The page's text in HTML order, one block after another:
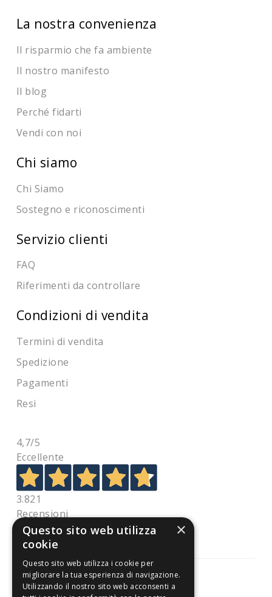
La nostra convenienza
Il risparmio che fa ambiente
Il nostro manifesto
Il blog
Perché fidarti
Vendi con noi
Chi siamo
Chi Siamo
Sostegno e riconoscimenti
Servizio clienti
FAQ
Riferimenti da controllare
Condizioni di vendita
Termini di vendita
Spedizione
Pagamenti
Resi
4,7/5
Eccellente
3.821
Recensioni
×
Questo sito web utilizza
cookie
Questo sito web utilizza i cookie per
migliorare la tua esperienza di navigazione.
Utilizzando il nostro sito web acconsenti a